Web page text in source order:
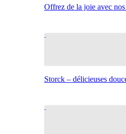
Offrez de la joie avec
Storck – délicieuses